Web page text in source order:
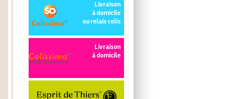
Livraison
à domicile
ou relais colis
Livraison
à domicile